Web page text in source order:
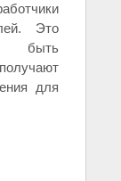
Это
быть
для